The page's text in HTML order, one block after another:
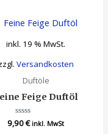
inkl. 19 % MwSt.
Versandkosten
Duftöle
Feige Duftöl
Bewertet
mit
9,90€ inkl. MwSt